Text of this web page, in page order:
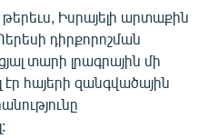
Իսրայելի արտաքին
դիրքորոշման
տարի լրագրային մի
էր հայերի զանգվածային